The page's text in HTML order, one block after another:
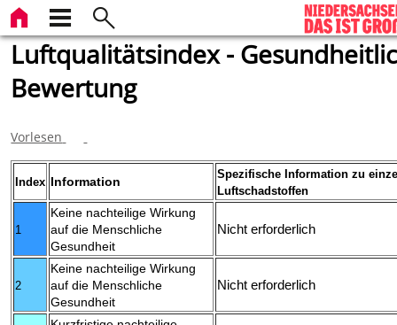
Luftqualitätsindex -
Bewertung
Vorlesen
Index Information
Spezifische Information zu
Luftschadstoffen
1
Keine nachteilige Wirkung
auf die Menschliche
Gesundheit
Nicht erforderlich
2
Keine nachteilige Wirkung
auf die Menschliche
Gesundheit
Nicht erforderlich